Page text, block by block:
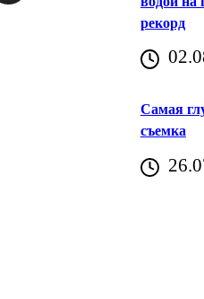
рекорд
Самая
съемка